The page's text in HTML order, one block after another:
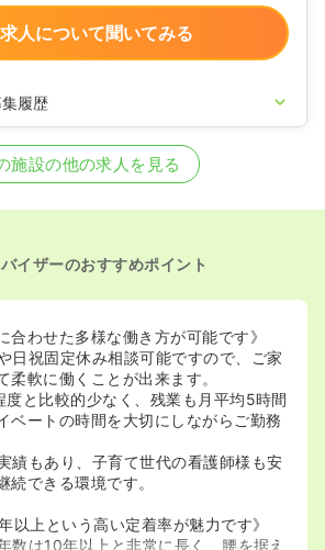
人について聞いてみる
履歴
護師の募集を休止
護師を募集中
施設の他の求人を見る
イザーのおすすめポイント
合わせた多様な働き方が可能です》
日祝固定休み相談可能ですので、ご家
柔軟に働くことが出来ます。
と比較的少なく、残業も月平均5時間
ベートの時間を大切にしながらご勤務
績もあり、子育て世代の看護師様も安
続できる環境です。
以上という高い定着率が魅力です》
は10年以上と非常に長く、腰を据え